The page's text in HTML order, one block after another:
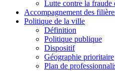
Lutte contre la fraude
Accompagnement des
Politique de la ville
Définition
Politique publique
Dispositif
Géographie prioritaire
Plan de